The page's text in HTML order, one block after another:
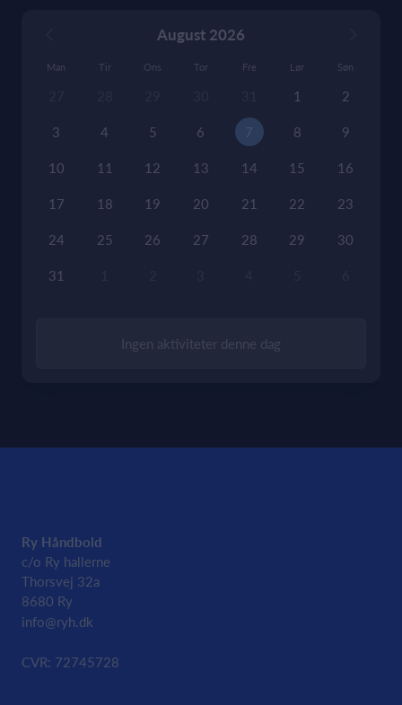
August 2026
Man Tir Ons Tor Fre Lør Søn
1 2
3 4 5 6 7 8 9
10 11 12 13 14 15 16
17 18 19 20 21 22 23
24 25 26 27 28 29 30
31
Ingen aktiviteter denne dag
Ry Håndbold
c/o Ry hallerne
Thorsvej 32a
8680 Ry
info@ryh.dk
CVR: 72745728